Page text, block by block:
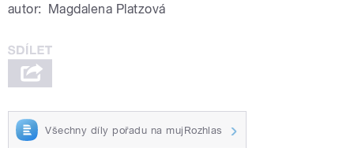
autor: Magdalena Platzová
Všechny díly pořadu na mujRozhlas